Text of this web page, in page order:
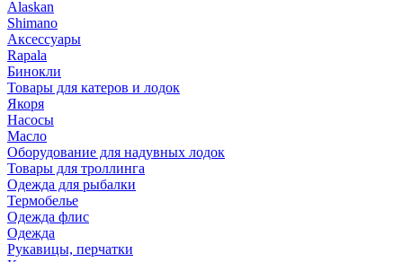
Alaskan
Shimano
Аксессуары
Rapala
Бинокли
Товары для катеров и лодок
Якоря
Насосы
Масло
Оборудование для надувных лодок
Товары для троллинга
Одежда для рыбалки
Термобелье
Одежда флис
Одежда
Рукавицы, перчатки